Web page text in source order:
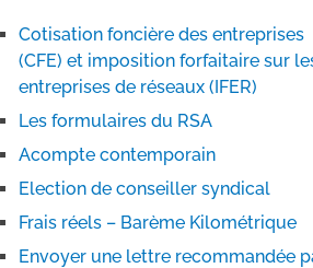
Cotisation foncière des entreprises
(CFE) et imposition forfaitaire sur
entreprises de réseaux (IFER)
Les formulaires du RSA
Acompte contemporain
Election de conseiller syndical
Frais réels – Barème Kilométrique
Envoyer une lettre recommandée